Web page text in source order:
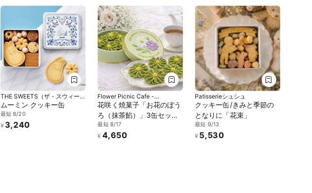
THE SWEETS（ザ・スウィー
ツ）
ムーミン クッキー缶
最短 8/20
¥ 3,240
Flower Picnic Cafe -
Hakodate-
花咲く焼菓子「お花のぼう
ろ（抹茶餡）」3缶セット
｜オリジナル紙袋を3枚
最短 8/17
¥ 4,650
Patisserieシュシュ
クッキー缶/きみと季節の
となりに「花束」
最短 9/13
¥ 5,530